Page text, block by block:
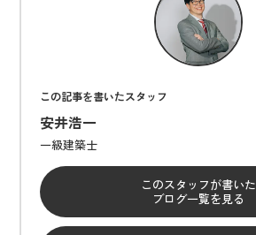
この記事を書いたスタッフ
安井浩一
一級建築士
このスタッフが書いた
ブログ一覧を見る